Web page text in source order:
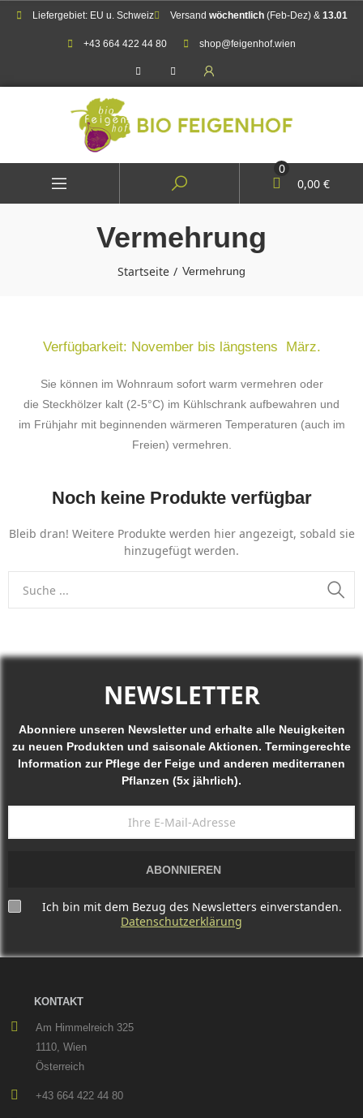
Liefergebiet: EU u. Schweiz Versand wöchentlich(Feb-Dez) & 13.01
+43 664 422 44 80 shop@feigenhof.wien
0
0,00 €
Vermehrung
Startseite Vermehrung
Verfügbarkeit: November bis längstens März.
Sie können im Wohnraum sofort warm vermehren oder
die Steckhölzer kalt (2-5°C) im Kühlschrank aufbewahren und
im Frühjahr mit beginnenden wärmeren Temperaturen (auch im
Freien) vermehren.
Noch keine Produkte verfügbar
Bleib dran! Weitere Produkte werden hier angezeigt, sobald sie
hinzugefügt werden.
NEWSLETTER
Abonniere unseren Newsletter und erhalte alle Neuigkeiten
zu neuen Produkten und saisonale Aktionen. Termingerechte
Information zur Pflege der Feige und anderen mediterranen
Pflanzen (5x jährlich).
ABONNIEREN
Ich bin mit dem Bezug des Newsletters einverstanden.
Datenschutzerklärung
KONTAKT
Am Himmelreich 325
1110, Wien
Österreich
+43 664 422 44 80